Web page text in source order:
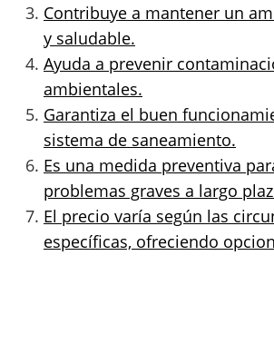
Contribuye a mantener un
y saludable.
Ayuda a prevenir
ambientales.
Garantiza el buen
sistema de saneamiento.
Es una medida preventiva
problemas graves a largo
El precio varía según las
específicas, ofreciendo